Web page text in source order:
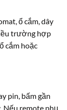
ổ cắm, dây
trường hợp
cắm hoặc
pin, bấm gần
Nếu remote phụ